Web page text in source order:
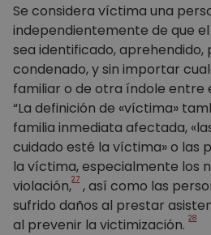
Se considera víctima una
independientemente de que
sea identificado, aprehendido,
condenado, y sin importar
familiar o de otra índole entre
“La definición de «víctima»
familia inmediata afectada,
cuidado esté la víctima» o las
la víctima, especialmente los
violación,27, así como las
sufrido daños al prestar
al prevenir la victimización.28